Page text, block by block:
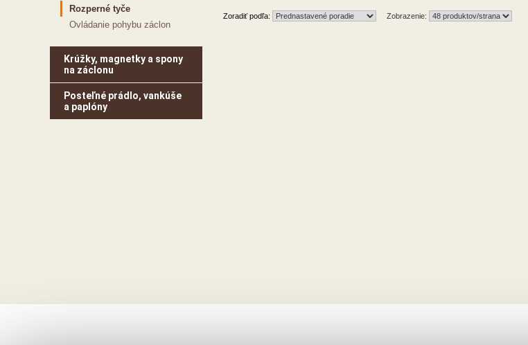
Rozperné tyče
Ovládanie pohybu záclon
Krúžky, magnetky a spony
na záclonu
Posteľné prádlo, vankúše
a paplóny
Zoradiť podľa: Zobrazenie: